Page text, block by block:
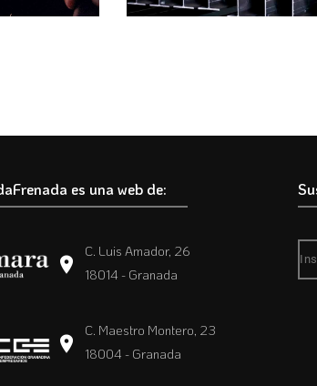
es una web de:
C. Luis Amador, 26
18014 - Granada
C. Maestro Montero, 23
18004 - Granada